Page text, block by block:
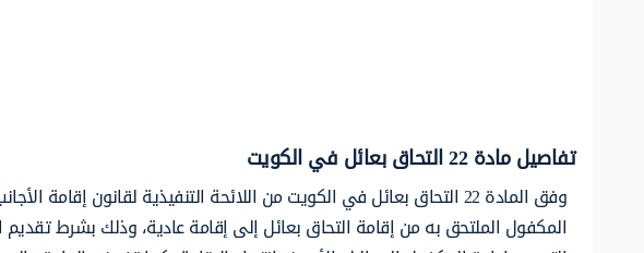
تفاصيل مادة 22 التحاق بعائل في الكويت
وفق المادة 22 التحاق بعائل في الكويت من اللائحة التنفيذية لقانون
المكفول الملتحق به من إقامة التحاق بعائل إلى إقامة عادية، وذلك بشرط